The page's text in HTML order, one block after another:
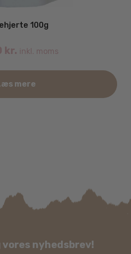
100g
kr. inkl. moms
mere
nyhedsbrev!